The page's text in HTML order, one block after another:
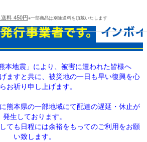
料 450円※一部商品は別途送料を頂戴いたします
本地震」により、被害に遭われた皆様へ
ますと共に、被災地の一日も早い復興を心
お祈り申し上げます。
熊本県の一部地域にて配達の遅延・休止が
発生しております。
ても日程には余裕をもってのご利用をお願
い致します。